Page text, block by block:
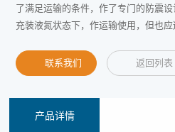
了满足运输的条件，作了专门的防震
充装液氮状态下，作运输使用，但也应
联系我们 返回列表
产品详情